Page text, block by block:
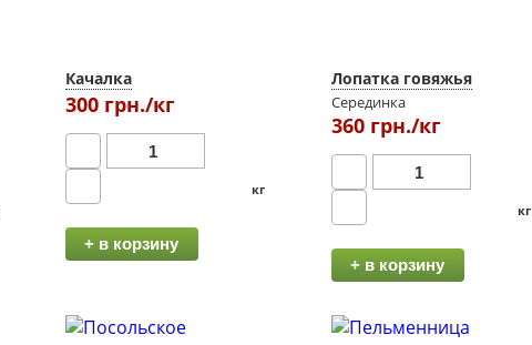
Качалка
300 грн./кг
кг
Лопатка говяжья
Серединка
360 грн./кг
кг